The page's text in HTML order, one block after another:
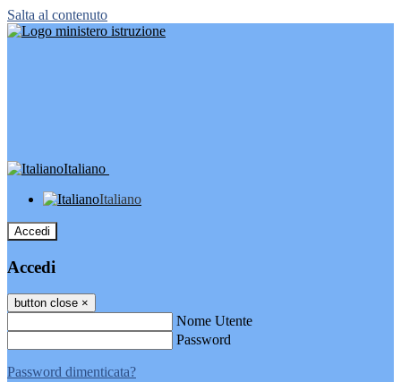
Salta al contenuto
Italiano
Italiano
Accedi
Accedi
button close ×
Nome Utente
Password
Password dimenticata?